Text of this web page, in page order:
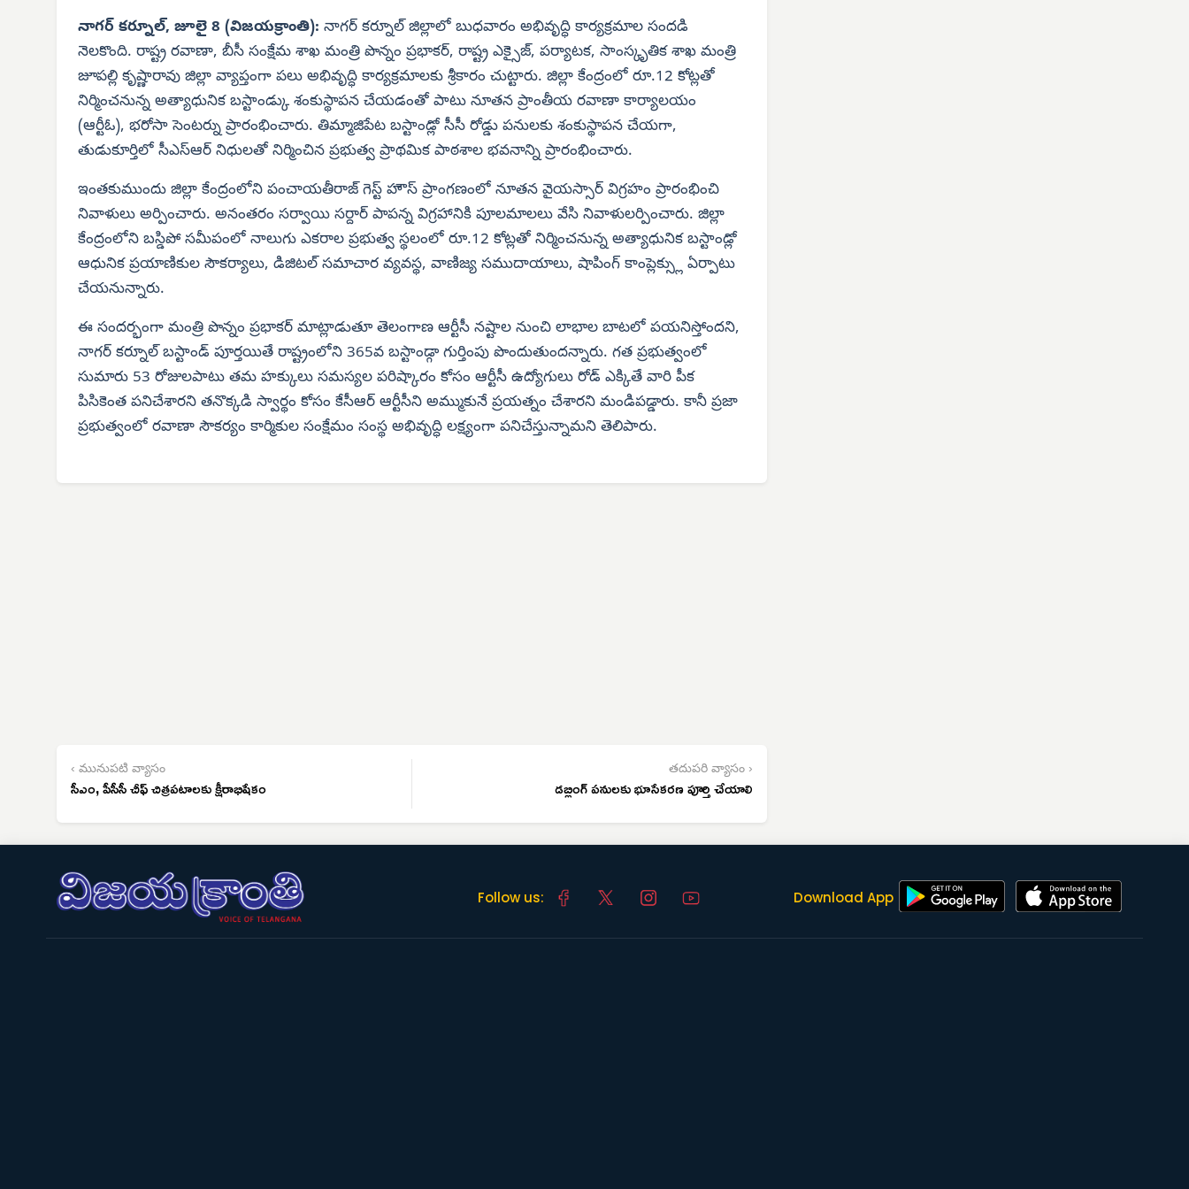
నాగర్ కర్నూల్, జూలై 8 (విజయక్రాంతి): నాగర్ కర్నూల్ జిల్లాలో బుధవారం అభివృద్ధి కార్యక్రమాల సందడి
నెలకొంది. రాష్ట్ర రవాణా, బీసీ సంక్షేమ శాఖ మంత్రి పొన్నం ప్రభాకర్, రాష్ట్ర ఎక్సైజ్, పర్యాటక, సాంస్కృతిక శాఖ మంత్రి
జూపల్లి కృష్ణారావు జిల్లా వ్యాప్తంగా పలు అభివృద్ధి కార్యక్రమాలకు శ్రీకారం చుట్టారు. జిల్లా కేంద్రంలో రూ.12 కోట్లతో
నిర్మించనున్న అత్యాధునిక బస్టాండ్కు శంకుస్థాపన చేయడంతో పాటు నూతన ప్రాంతీయ రవాణా కార్యాలయం
(ఆర్టీఓ), భరోసా సెంటర్ను ప్రారంభించారు. తిమ్మాజిపేట బస్టాండ్లో సీసీ రోడ్డు పనులకు శంకుస్థాపన చేయగా,
తుడుకూర్తిలో సీఎస్‌ఆర్ నిధులతో నిర్మించిన ప్రభుత్వ ప్రాథమిక పాఠశాల భవనాన్ని ప్రారంభించారు.
ఇంతకుముందు జిల్లా కేంద్రంలోని పంచాయతీరాజ్ గెస్ట్ హౌస్ ప్రాంగణంలో నూతన వైయస్సార్ విగ్రహం ప్రారంభించి
నివాళులు అర్పించారు. అనంతరం సర్వాయి సర్దార్ పాపన్న విగ్రహానికి పూలమాలలు వేసి నివాళులర్పించారు. జిల్లా
కేంద్రంలోని బస్డిపో సమీపంలో నాలుగు ఎకరాల ప్రభుత్వ స్థలంలో రూ.12 కోట్లతో నిర్మించనున్న అత్యాధునిక బస్టాండ్లో
ఆధునిక ప్రయాణికుల సౌకర్యాలు, డిజిటల్ సమాచార వ్యవస్థ, వాణిజ్య సముదాయాలు, షాపింగ్ కాంప్లెక్స్లు ఏర్పాటు
చేయనున్నారు.
ఈ సందర్భంగా మంత్రి పొన్నం ప్రభాకర్ మాట్లాడుతూ తెలంగాణ ఆర్టీసీ నష్టాల నుంచి లాభాల బాటలో పయనిస్తోందని,
నాగర్ కర్నూల్ బస్టాండ్ పూర్తయితే రాష్ట్రంలోని 365వ బస్టాండ్గా గుర్తింపు పొందుతుందన్నారు. గత ప్రభుత్వంలో
సుమారు 53 రోజులపాటు తమ హక్కులు సమస్యల పరిష్కారం కోసం ఆర్టీసీ ఉద్యోగులు రోడ్ ఎక్కితే వారి పీక
పిసికెంత పనిచేశారని తనొక్కడి స్వార్థం కోసం కేసీఆర్ ఆర్టీసీని అమ్ముకునే ప్రయత్నం చేశారని మండిపడ్డారు. కానీ ప్రజా
ప్రభుత్వంలో రవాణా సౌకర్యం కార్మికుల సంక్షేమం సంస్థ అభివృద్ధి లక్ష్యంగా పనిచేస్తున్నామని తెలిపారు.
‹ మునుపటి వ్యాసం
సీఎం, పీసీసీ చీఫ్ చిత్రపటాలకు క్షీరాభిషేకం
తదుపరి వ్యాసం ›
డబ్లింగ్ పనులకు భూసేకరణ పూర్తి చేయాలి
Follow us: Download App